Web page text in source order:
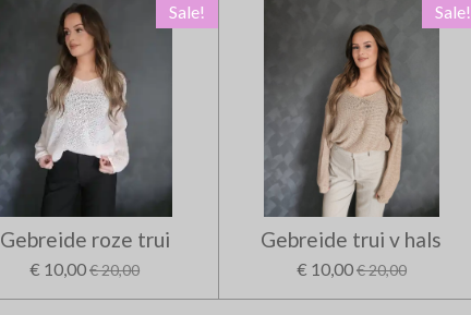
Sale!
Gebreide roze trui
€ 10,00€ 20,00
Sale!
Gebreide trui v hals
€ 10,00€ 20,00